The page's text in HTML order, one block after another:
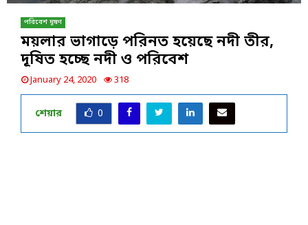
পরিবেশ দূষণ
ময়লার ভাগাড়ে পরিনত হয়েছে নদী তীর,
দূষিত হচ্ছে নদী ও পরিবেশ
January 24, 2020 318
শেয়ার 0